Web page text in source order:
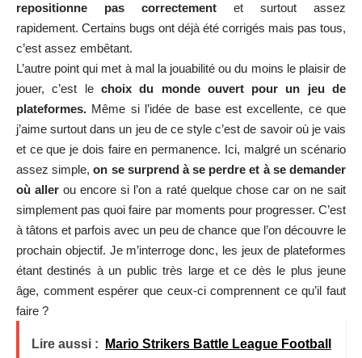
repositionne pas correctement et surtout assez
rapidement. Certains bugs ont déjà été corrigés mais pas tous,
c’est assez embêtant.
L’autre point qui met à mal la jouabilité ou du moins le plaisir de
jouer, c’est le choix du monde ouvert pour un jeu de
plateformes. Même si l’idée de base est excellente, ce que
j’aime surtout dans un jeu de ce style c’est de savoir où je vais
et ce que je dois faire en permanence. Ici, malgré un scénario
assez simple,on se surprend à se perdre et à se demander
où aller ou encore si l’on a raté quelque chose car on ne sait
simplement pas quoi faire par moments pour progresser. C’est
à tâtons et parfois avec un peu de chance que l’on découvre le
prochain objectif. Je m’interroge donc, les jeux de plateformes
étant destinés à un public très large et ce dès le plus jeune
âge, comment espérer que ceux-ci comprennent ce qu’il faut
faire ?
Lire aussi :
Mario Strikers Battle League Football